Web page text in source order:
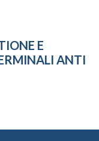
E
ANTI